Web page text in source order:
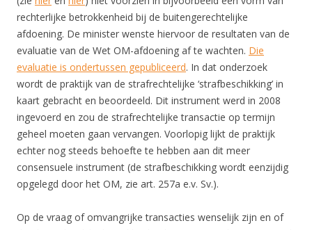
rechterlijke betrokkenheid bij de buitengerechtelijke
afdoening. De minister wenste hiervoor de resultaten van de
evaluatie van de Wet OM-afdoening af te wachten. Die
evaluatie is ondertussen gepubliceerd. In dat onderzoek
wordt de praktijk van de strafrechtelijke ‘strafbeschikking’ in
kaart gebracht en beoordeeld. Dit instrument werd in 2008
ingevoerd en zou de strafrechtelijke transactie op termijn
geheel moeten gaan vervangen. Voorlopig lijkt de praktijk
echter nog steeds behoefte te hebben aan dit meer
consensuele instrument (de strafbeschikking wordt eenzijdig
opgelegd door het OM, zie art. 257a e.v. Sv.).
Op de vraag of omvangrijke transacties wenselijk zijn en of